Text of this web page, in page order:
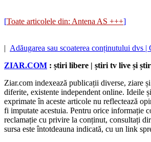
[Toate articolele din: Antena AS +++]
| Adăugarea sau scoaterea conținutului dvs |
ZIAR.COM : știri libere | știri tv live și
Ziar.com indexează publicații diverse, ziare
diferite, existente independent online. Ideile
exprimate în aceste articole nu reflectează
fi imputate acestuia. Pentru orice informație
reclamație cu privire la conținut, consultați
sursa este întotdeauna indicată, cu un link